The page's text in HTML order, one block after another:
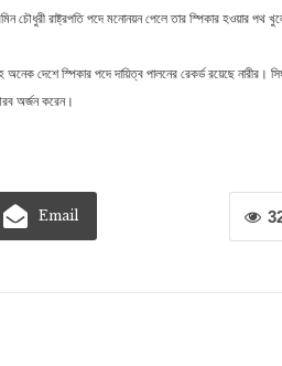
চৌধুরী রাষ্ট্রপতি পদে মনোনয়ন পেলে তার স্পিকার হওয়ার পথ
দেশে স্পিকার পদে দায়িত্ব পালনের রেকর্ড রয়েছে নারীর।
অর্জন করেন।
Email